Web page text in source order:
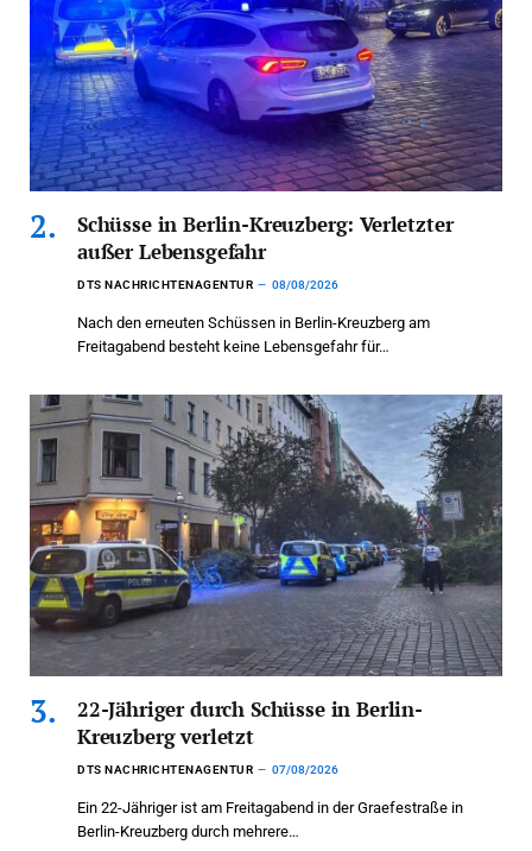
Schüsse in Berlin-Kreuzberg: Verletzter
außer Lebensgefahr
DTS NACHRICHTENAGENTUR 08/08/2026
Nach den erneuten Schüssen in Berlin-Kreuzberg am
Freitagabend besteht keine Lebensgefahr für…
22-Jähriger durch Schüsse in Berlin-
Kreuzberg verletzt
DTS NACHRICHTENAGENTUR 07/08/2026
Ein 22-Jähriger ist am Freitagabend in der Graefestraße in
Berlin-Kreuzberg durch mehrere…